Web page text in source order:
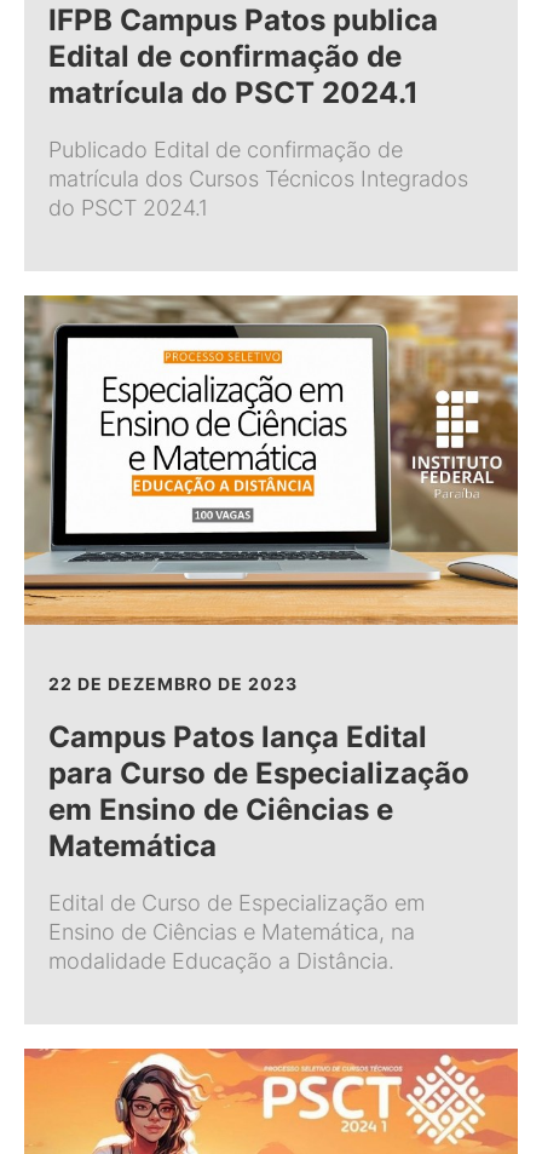
IFPB Campus Patos publica
Edital de confirmação de
matrícula do PSCT 2024.1
Publicado Edital de confirmação de
matrícula dos Cursos Técnicos Integrados
do PSCT 2024.1
22 DE DEZEMBRO DE 2023
Campus Patos lança Edital
para Curso de Especialização
em Ensino de Ciências e
Matemática
Edital de Curso de Especialização em
Ensino de Ciências e Matemática, na
modalidade Educação a Distância.